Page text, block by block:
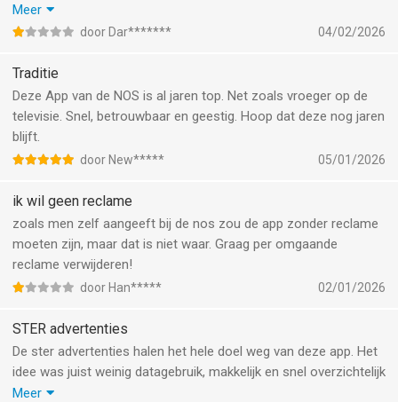
scherm zonder ads. Ik lach me echt kapot… sukkels! Eigen
schuld… jullie hadden de gebruikers niet moeten irriteren.
inkomsten :P
Meer
door Dar******* 04/02/2026
Traditie
Deze App van de NOS is al jaren top. Net zoals vroeger op de
televisie. Snel, betrouwbaar en geestig. Hoop dat deze nog jaren
blijft.
door New***** 05/01/2026
ik wil geen reclame
zoals men zelf aangeeft bij de nos zou de app zonder reclame
moeten zijn, maar dat is niet waar. Graag per omgaande
reclame verwijderen!
door Han***** 02/01/2026
STER advertenties
De ster advertenties halen het hele doel weg van deze app. Het
idee was juist weinig datagebruik, makkelijk en snel overzichtelijk
nieuws zonder vervelende advertenties.
Meer